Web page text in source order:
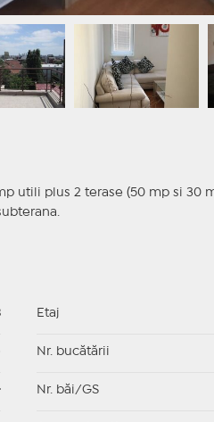
utili plus 2 terase (50 mp si 30
Etaj
Nr. bucătării
Nr. băi/GS